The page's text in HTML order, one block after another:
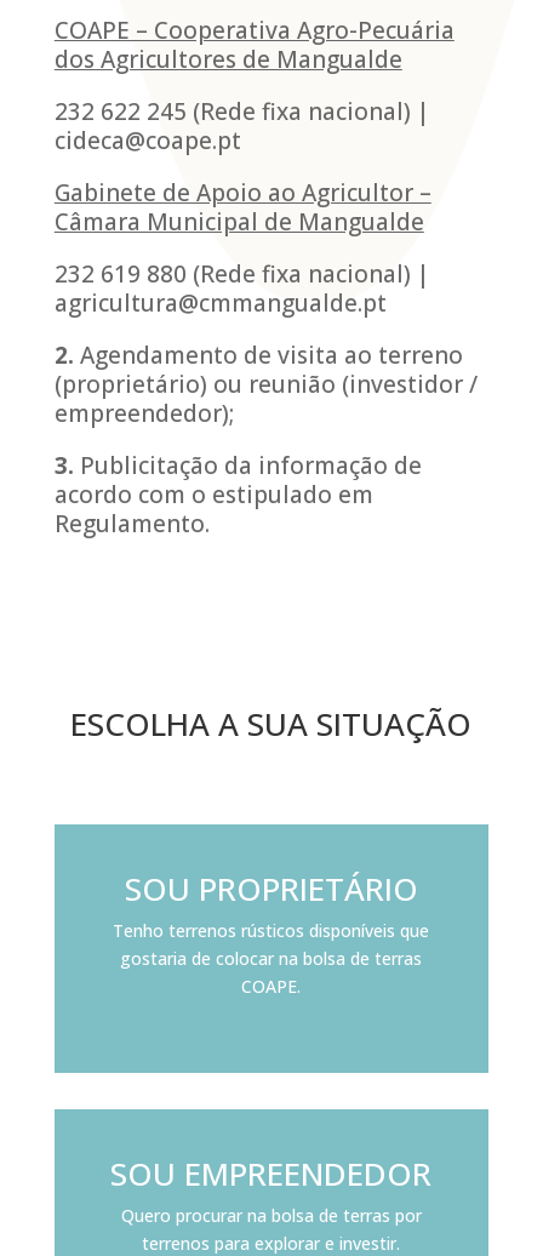
COAPE – Cooperativa Agro-Pecuária
dos Agricultores de Mangualde
232 622 245 (Rede fixa nacional) |
cideca@coape.pt
Gabinete de Apoio ao Agricultor –
Câmara Municipal de Mangualde
232 619 880 (Rede fixa nacional) |
agricultura@cmmangualde.pt
2. Agendamento de visita ao terreno
(proprietário) ou reunião (investidor /
empreendedor);
3. Publicitação da informação de
acordo com o estipulado em
Regulamento.
ESCOLHA A SUA SITUAÇÃO
SOU PROPRIETÁRIO
Tenho terrenos rústicos disponíveis que
gostaria de colocar na bolsa de terras
COAPE.
SOU EMPREENDEDOR
Quero procurar na bolsa de terras por
terrenos para explorar e investir.